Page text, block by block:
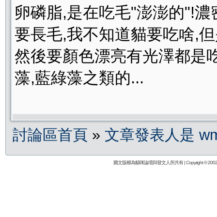
卵磷脂,是在吃毛"澎澎的"!濃
要長毛,我不知道貓要吃啥,
然後要顏色漂亮有光澤都是
藻,藍綠藻之類的...
討論區首頁 » 文章發表人是
圖文版權為貓咪論壇與發文人所共有 | Copyright ©